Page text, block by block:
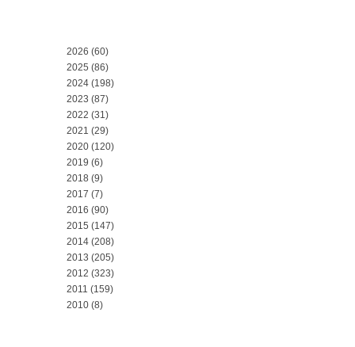
2026 (60)
2025 (86)
2024 (198)
2023 (87)
2022 (31)
2021 (29)
2020 (120)
2019 (6)
2018 (9)
2017 (7)
2016 (90)
2015 (147)
2014 (208)
2013 (205)
2012 (323)
2011 (159)
2010 (8)